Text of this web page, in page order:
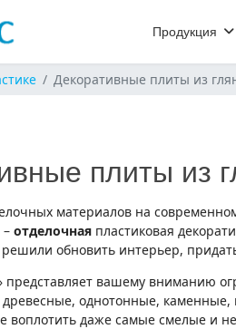
Продукция
Декоративные плиты из
плиты из
материалов на
отделочная пластиковая
обновить интерьер,
представляет вашему вниманию
однотонные,
воплотить даже самые смелые и